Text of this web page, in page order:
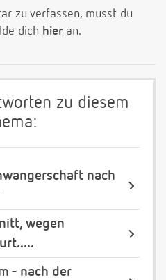
zu verfassen, musst du
dich hier an.
zu diesem
nach
wegen
- nach der